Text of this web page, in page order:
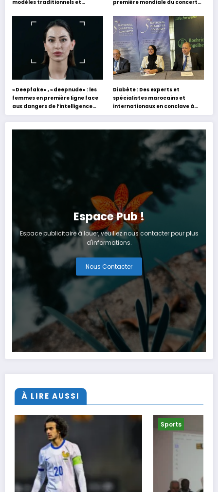
modèles traditionnels et
s’appuyant sur le partage des
expériences »
première mondiale du concert
Hafez
« Deepfake » , « deepnude » : les
femmes en première ligne face
aux dangers de l’intelligence
artificielle
Diabète : Des experts et
spécialistes marocains et
internationaux en conclave à
Tanger
Espace Pub !
Espace publicitaire à louer, veuillez nous contacter pour plus
d'informations.
Nous Contacter
À LIRE AUSSI
Sports